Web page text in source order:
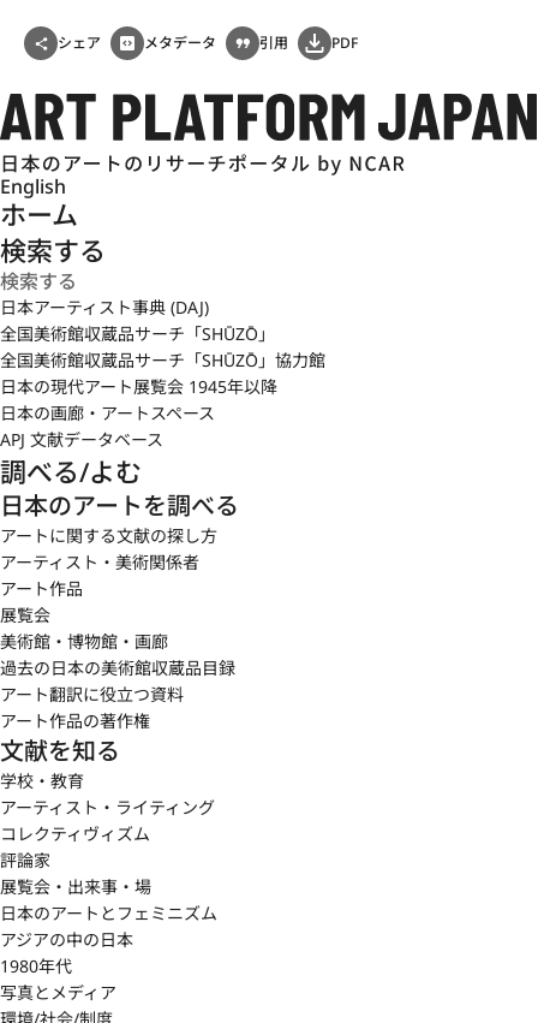
シェア メタデータ 引用 PDF
English
ホーム
検索する
日本アーティスト事典 (DAJ)
全国美術館収蔵品サーチ「SHŪZŌ」
全国美術館収蔵品サーチ「SHŪZŌ」協力館
日本の現代アート展覧会 1945年以降
日本の画廊・アートスペース
APJ 文献データベース
調べる/よむ
日本のアートを調べる
アートに関する文献の探し方
アーティスト・美術関係者
アート作品
展覧会
美術館・博物館・画廊
過去の日本の美術館収蔵品目録
アート翻訳に役立つ資料
アート作品の著作権
文献を知る
学校・教育
アーティスト・ライティング
コレクティヴィズム
評論家
展覧会・出来事・場
日本のアートとフェミニズム
アジアの中の日本
1980年代
写真とメディア